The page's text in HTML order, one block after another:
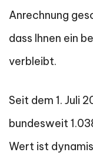
Anrechnung
dass Ihnen ein
verbleibt.
Seit dem 1. Juli
bundesweit
Wert ist